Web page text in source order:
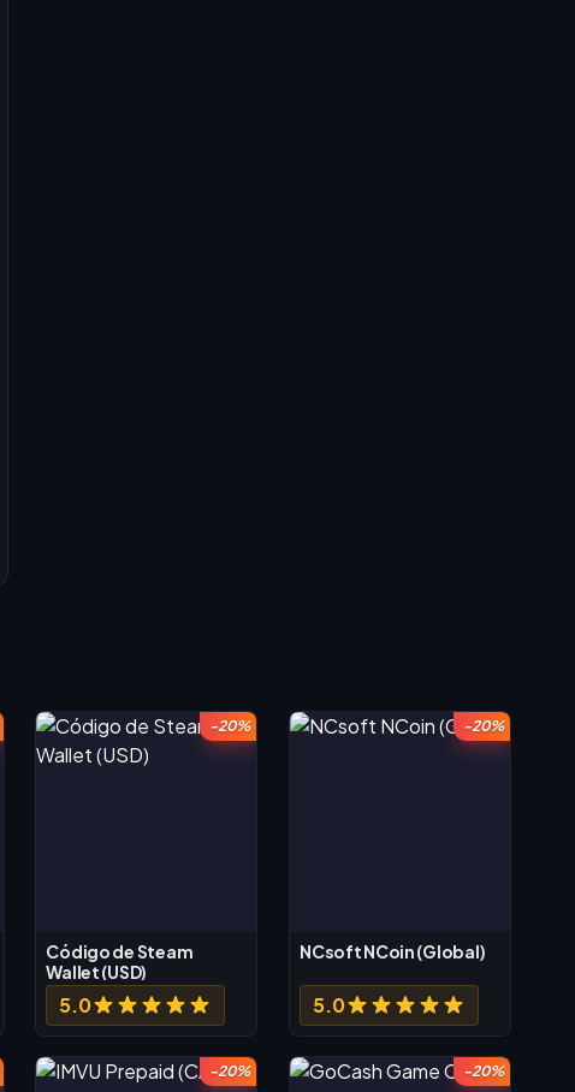
-20%
Código de Steam
Wallet (USD)
5.0
-20%
NCsoft NCoin (Global)
5.0
-20% -20%